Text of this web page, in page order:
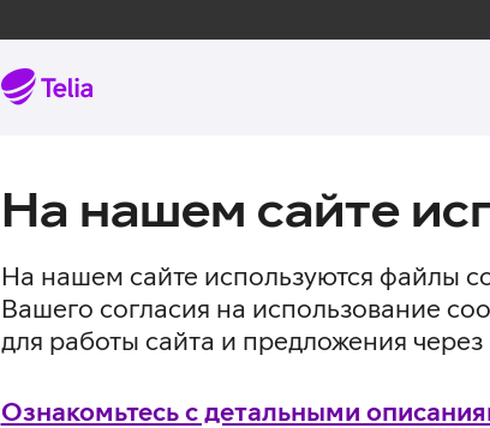
На нашем сайте
На нашем сайте используются файлы
Вашего согласия на использование
для работы сайта и предложения
Ознакомьтесь с детальными